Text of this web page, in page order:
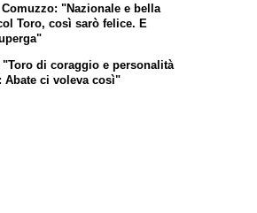
Comuzzo: "Nazionale e bella
Toro, così sarò felice. E
"Toro di coraggio e personalità
Abate ci voleva così"